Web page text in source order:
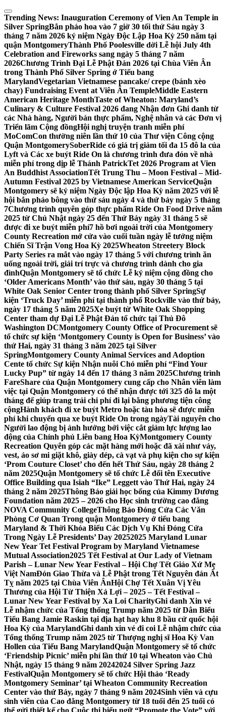
Skip
to
content
Trending News: Inauguration Ceremony of Vien An Temple in
Silver SpringBắn pháo hoa vào 7 giờ 30 tối thứ Sáu ngày 3
tháng 7 năm 2026 kỷ niệm Ngày Độc Lập Hoa Kỳ 250 năm tại
quận MontgomeryThành Phố Poolesville dời Lễ hội July 4th
Celebration and Fireworks sang ngày 5 tháng 7 năm
2026Chương Trình Đại Lễ Phật Đản 2026 tại Chùa Viên Ân
trong Thành Phố Silver Spring ở Tiểu bang
MarylandVegetarian Vietnamese pancake/ crepe (bánh xèo
chay) Fundraising Event at Viên Ân TempleMiddle Eastern
American Heritage MonthTaste of Wheaton: Maryland’s
Culinary & Culture Festival 2026 đang Nhận đơn Ghi danh từ
các Nhà hàng, Người bán thực phẩm, Nghệ nhân và các Đơn vị
Triển lãm Cộng đồngHội nghị truyện tranh miễn phí
MoComCon thường niên lần thứ 10 của Thư viện Công cộng
Quận MontgomerySoberRide có giá trị giảm tối đa 15 đô la của
Lyft và Các xe buýt Ride On là chương trình đưa đón về nhà
miễn phí trong dịp lễ Thánh PatrickTet 2026 Program at Vien
An Buddhist AssociationTết Trung Thu – Moon Festival – Mid-
Autumn Festival 2025 by Vietnamese American ServiceQuận
Montgomery sẽ kỷ niệm Ngày Độc lập Hoa Kỳ năm 2025 với lễ
hội bắn pháo bông vào thứ sáu ngày 4 và thứ bảy ngày 5 tháng
7Chương trình quyên góp thực phẩm Ride On Food Drive năm
2025 từ Chủ Nhật ngày 25 đến Thứ Bảy ngày 31 tháng 5 sẽ
được đi xe buýt miễn phí7 hồ bơi ngoài trời của Montgomery
County Recreation mở cửa vào cuối tuần ngày lễ tưởng niệm
Chiến Sĩ Trận Vong Hoa Kỳ 2025Wheaton Streetery Block
Party Series ra mắt vào ngày 17 tháng 5 với chương trình ăn
uống ngoài trời, giải trí trực và chương trình dành cho gia
đìnhQuận Montgomery sẽ tổ chức Lễ kỷ niệm cộng đồng cho
‘Older Americans Month’ vào thứ sáu, ngày 30 tháng 5 tại
White Oak Senior Center trong thành phố Silver SpringSự
kiện ‘Truck Day’ miễn phí tại thành phố Rockville vào thứ bảy,
ngày 17 tháng 5 năm 2025Xe buýt từ White Oak Shopping
Center tham dự Đại Lễ Phật Đản tổ chức tại Thủ Đô
Washington DCMontgomery County Office of Procurement sẽ
tổ chức sự kiện ‘Montgomery County is Open for Business’ vào
thứ Hai, ngày 31 tháng 3 năm 2025 tại Silver
SpringMontgomery County Animal Services and Adoption
Cente tổ chức Sự kiện Nhận nuôi Chó miễn phí “Find Your
Lucky Pup” từ ngày 14 đến 17 tháng 3 năm 2025Chương trình
FareShare của Quận Montgomery cung cấp cho Nhân viên làm
việc tại Quận Montgomery có thể nhận được tới 325 đô la một
tháng để giúp trang trải chi phí đi lại bằng phương tiện công
cộngHành khách đi xe buýt Metro hoặc tàu hỏa sẽ được miễn
phí khi chuyển qua xe buýt Ride On trong ngàyTài nguyên cho
Người lao động bị ảnh hưởng bởi việc cắt giảm lực lượng lao
động của Chính phủ Liên bang Hoa KỳMontgomery County
Recreation Quyên góp các mặt hàng mới hoặc đã xài như váy,
vest, áo sơ mi giặt khô, giày dép, cà vạt và phụ kiện cho sự kiện
‘Prom Couture Closet’ cho đến hết Thứ Sáu, ngày 28 tháng 2
năm 2025Quận Montgomery sẽ tổ chức Lễ đổi tên Executive
Office Building qua Isiah “Ike” Leggett vào Thứ Hai, ngày 24
tháng 2 năm 2025Thông Báo giải học bổng của Kimmy Dương
Foundation năm 2025 – 2026 cho Học sinh trường cao đẳng
NOVA Community CollegeThông Báo Đóng Cửa Các Văn
Phòng Cơ Quan Trong quận Montgomery ở tiểu bang
Maryland & Thời Khóa Biểu Các Dịch Vụ Khi Đóng Cửa
Trong Ngày Lễ Presidents’ Day 20252025 Maryland Lunar
New Year Tet Festival Program by Maryland Vietnamese
Mutual Association2025 Tết Festival at Our Lady of Vietnam
Parish – Lunar New Year Festival – Hội Chợ Tết Giáo Xứ Mẹ
Việt NamĐón Giao Thừa và Lễ Phật trong Tết Nguyên đán Ất
Tỵ năm 2025 tại Chùa Viên ÂnHội Chợ Tết Xuân Vị Yêu
Thương của Hội Từ Thiện Xá Lợi – 2025 – Tết Festival –
Lunar New Year Festival by Xa Loi CharityGhi danh Xin vé
Lễ nhậm chức của Tổng thống Trump năm 2025 từ Dân Biểu
Tiểu Bang Jamie Raskin tại địa hạt hay khu 8 bầu cử quốc hội
Hoa Kỳ của MarylandGhi danh xin vé đi coi Lễ nhậm chức của
Tổng thống Trump năm 2025 từ Thượng nghị sĩ Hoa Kỳ Van
Hollen của Tiểu Bang MarylandQuận Montgomery sẽ tổ chức
‘Friendship Picnic’ miễn phí lần thứ 10 tại Wheaton vào Chủ
Nhật, ngày 15 tháng 9 năm 20242024 Silver Spring Jazz
FestivalQuận Montgomery sẽ tổ chức Hội thảo ‘Ready
Montgomery Seminar’ tại Wheaton Community Recreation
Center vào thứ Bảy, ngày 7 tháng 9 năm 2024Sinh viên và cựu
sinh viên của Cao đẳng Montgomery từ 18 tuổi đến 25 tuổi có
thể gửi thiết kế cho Cuộc thi biểu ngữ “Promote the Vote” với